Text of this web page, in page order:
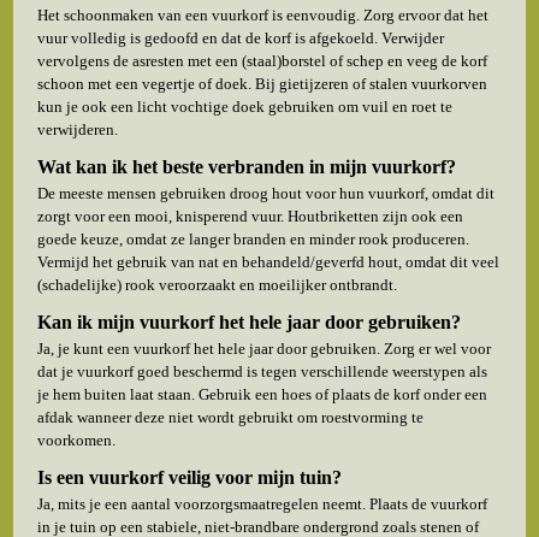
Het schoonmaken van een vuurkorf is eenvoudig. Zorg ervoor dat het
vuur volledig is gedoofd en dat de korf is afgekoeld. Verwijder
vervolgens de asresten met een (staal)borstel of schep en veeg de korf
schoon met een vegertje of doek. Bij gietijzeren of stalen vuurkorven
kun je ook een licht vochtige doek gebruiken om vuil en roet te
verwijderen.
Wat kan ik het beste verbranden in mijn vuurkorf?
De meeste mensen gebruiken droog hout voor hun vuurkorf, omdat dit
zorgt voor een mooi, knisperend vuur. Houtbriketten zijn ook een
goede keuze, omdat ze langer branden en minder rook produceren.
Vermijd het gebruik van nat en behandeld/geverfd hout, omdat dit veel
(schadelijke) rook veroorzaakt en moeilijker ontbrandt.
Kan ik mijn vuurkorf het hele jaar door gebruiken?
Ja, je kunt een vuurkorf het hele jaar door gebruiken. Zorg er wel voor
dat je vuurkorf goed beschermd is tegen verschillende weerstypen als
je hem buiten laat staan. Gebruik een hoes of plaats de korf onder een
afdak wanneer deze niet wordt gebruikt om roestvorming te
voorkomen.
Is een vuurkorf veilig voor mijn tuin?
Ja, mits je een aantal voorzorgsmaatregelen neemt. Plaats de vuurkorf
in je tuin op een stabiele, niet-brandbare ondergrond zoals stenen of